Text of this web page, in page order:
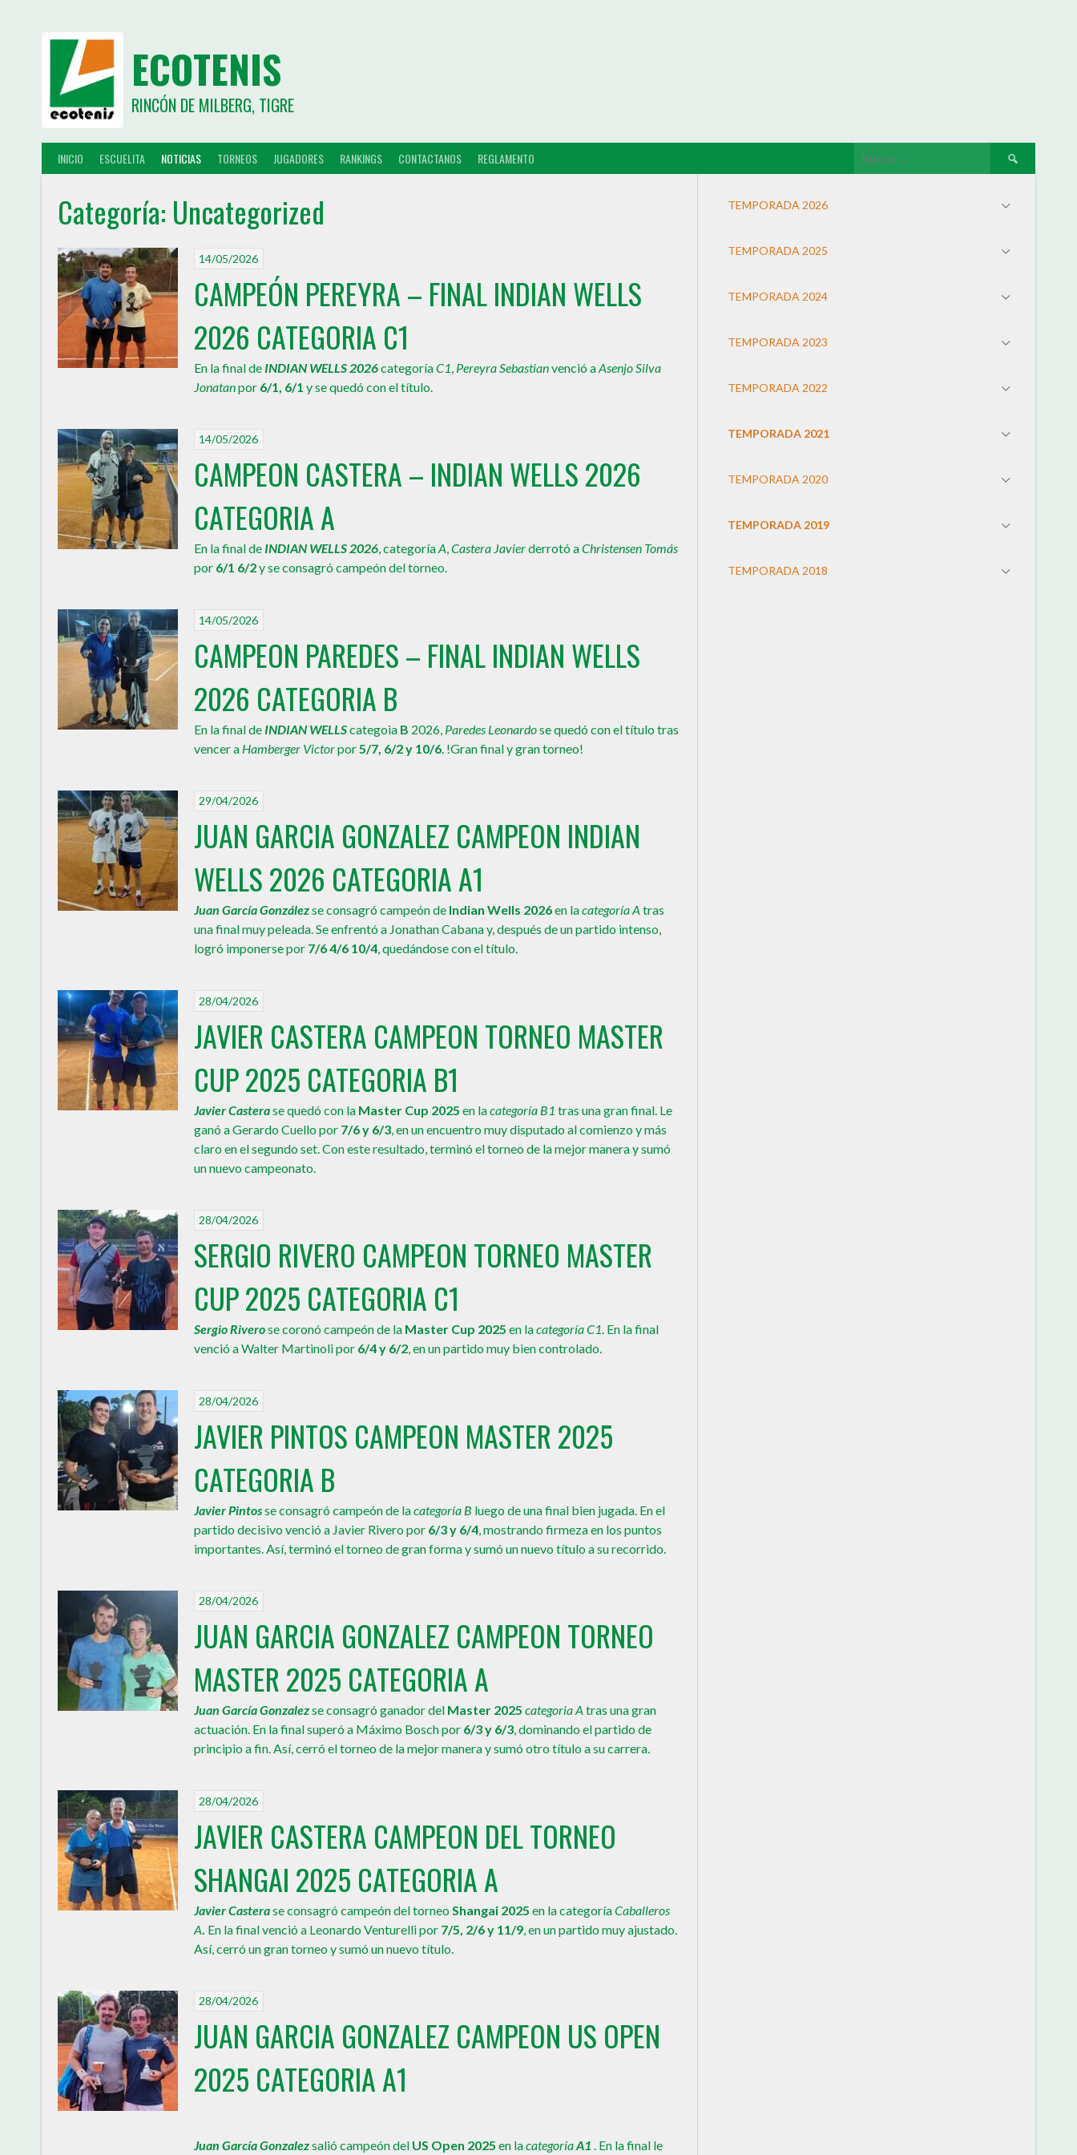
ECOTENIS
RINCÓN DE MILBERG, TIGRE
INICIO ESCUELITA NOTICIAS TORNEOS JUGADORES RANKINGS CONTACTANOS REGLAMENTO
Categoría: Uncategorized
14/05/2026
CAMPEÓN PEREYRA – FINAL INDIAN WELLS
2026 CATEGORIA C1
En la final de INDIAN WELLS 2026categoríaC1 Pereyra Sebastianvenció aAsenjo Silva
Jonatanpor 6/1, 6/1 y se quedó con el título.
14/05/2026
CAMPEON CASTERA – INDIAN WELLS 2026
CATEGORIA A
En la final de INDIAN WELLS 2026, categoríaA,Castera Javierderrotó aChristensen Tomás
por 6/1 6/2y se consagró campeón del torneo.
14/05/2026
CAMPEON PAREDES – FINAL INDIAN WELLS
2026 CATEGORIA B
En la final de INDIAN WELLScategoia B 2026, Paredes Leonardose quedó con el título tras
vencer a Hamberger Victorpor 5/7, 6/2 y 10/6 . !Gran final y gran torneo!
29/04/2026
JUAN GARCIA GONZALEZ CAMPEON INDIAN
WELLS 2026 CATEGORIA A1
Juan García Gonzálezse consagró campeón de Indian Wells 2026en lacategoría A tras
una final muy peleada. Se enfrentó a Jonathan Cabana y, después de un partido intenso,
logró imponerse por 7/6 4/6 10/4, quedándose con el título.
28/04/2026
JAVIER CASTERA CAMPEON TORNEO MASTER
CUP 2025 CATEGORIA B1
Javier Casterase quedó con la Master Cup 2025 en lacategoría B1 tras una gran final. Le
ganó a Gerardo Cuello por 7/6 y 6/3 , en un encuentro muy disputado al comienzo y más
claro en el segundo set. Con este resultado, terminó el torneo de la mejor manera y sumó
un nuevo campeonato.
28/04/2026
SERGIO RIVERO CAMPEON TORNEO MASTER
CUP 2025 CATEGORIA C1
Sergio Riverose coronó campeón de la Master Cup 2025 en lacategoría C1. En la final
venció a Walter Martinoli por 6/4 y 6/2, en un partido muy bien controlado.
28/04/2026
JAVIER PINTOS CAMPEON MASTER 2025
CATEGORIA B
Javier Pintosse consagró campeón de lacategoría B luego de una final bien jugada. En el
partido decisivo venció a Javier Rivero por 6/3 y 6/4 , mostrando firmeza en los puntos
importantes. Así, terminó el torneo de gran forma y sumó un nuevo título a su recorrido.
28/04/2026
JUAN GARCIA GONZALEZ CAMPEON TORNEO
MASTER 2025 CATEGORIA A
Juan García Gonzalezse consagró ganador del Master 2025 categoria A tras una gran
actuación. En la final superó a Máximo Bosch por 6/3 y 6/3, dominando el partido de
principio a fin. Así, cerró el torneo de la mejor manera y sumó otro título a su carrera.
28/04/2026
JAVIER CASTERA CAMPEON DEL TORNEO
SHANGAI 2025 CATEGORIA A
Javier Casterase consagró campeón del torneo Shangai 2025 en la categoríaCaballeros
A En la final venció a Leonardo Venturelli por 7/5, 2/6 y 11/9 , en un partido muy ajustado.
Así, cerró un gran torneo y sumó un nuevo título.
28/04/2026
JUAN GARCIA GONZALEZ CAMPEON US OPEN
2025 CATEGORIA A1
Juan García Gonzalezsalió campeón del US Open 2025 en lacategoríaA1 . En la final le
TEMPORADA 2026
TEMPORADA 2025
TEMPORADA 2024
TEMPORADA 2023
TEMPORADA 2022
TEMPORADA 2021
TEMPORADA 2020
TEMPORADA 2019
TEMPORADA 2018